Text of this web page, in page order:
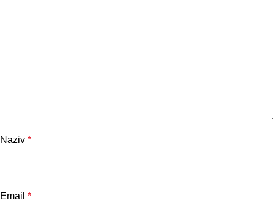
Naziv *
Email *